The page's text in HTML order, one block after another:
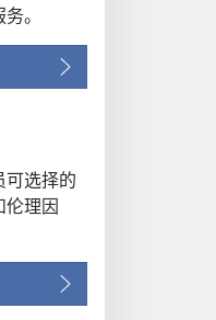
。
可选择的
伦理因